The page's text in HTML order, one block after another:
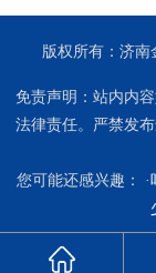
版权所有：济南
免责声明：站内内
法律责任。严禁发
您可能还感兴趣： ·